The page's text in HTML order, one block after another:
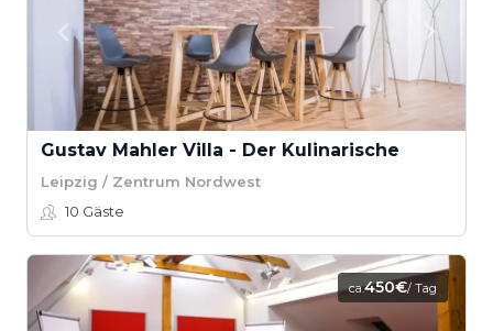
Gustav Mahler Villa - Der Kulinarische
Leipzig / Zentrum Nordwest
10 Gäste
ca.450€/ Tag